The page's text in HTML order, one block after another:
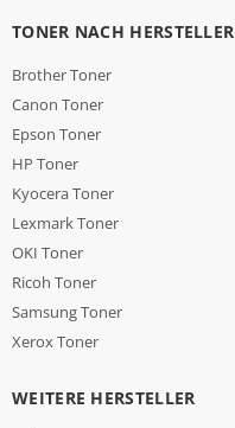
TONER NACH HERSTELLER
Brother Toner
Canon Toner
Epson Toner
HP Toner
Kyocera Toner
Lexmark Toner
OKI Toner
Ricoh Toner
Samsung Toner
Xerox Toner
WEITERE HERSTELLER